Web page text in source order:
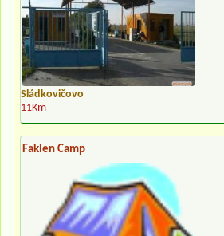
Sládkovičovo
11Km
Faklen Camp